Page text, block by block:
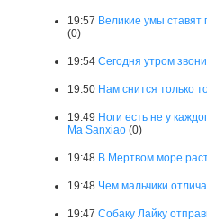
19:57 Великие умы
(0)
19:54 Сегодня утром
19:50 Нам снится только
19:49 Ноги есть не у
Ma Sanxiao (0)
19:48 В Мертвом море
19:48 Чем мальчики
19:47 Собаку Лайку